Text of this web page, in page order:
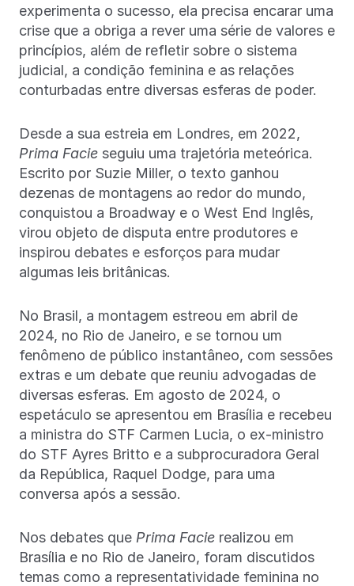
experimenta o sucesso, ela precisa encarar uma
crise que a obriga a rever uma série de valores e
princípios, além de refletir sobre o sistema
judicial, a condição feminina e as relações
conturbadas entre diversas esferas de poder.
Desde a sua estreia em Londres, em 2022,
Prima Facie seguiu uma trajetória meteórica.
Escrito por Suzie Miller, o texto ganhou
dezenas de montagens ao redor do mundo,
conquistou a Broadway e o West End Inglês,
virou objeto de disputa entre produtores e
inspirou debates e esforços para mudar
algumas leis britânicas.
No Brasil, a montagem estreou em abril de
2024, no Rio de Janeiro, e se tornou um
fenômeno de público instantâneo, com sessões
extras e um debate que reuniu advogadas de
diversas esferas. Em agosto de 2024, o
espetáculo se apresentou em Brasília e recebeu
a ministra do STF Carmen Lucia, o ex-ministro
do STF Ayres Britto e a subprocuradora Geral
da República, Raquel Dodge, para uma
conversa após a sessão.
Nos debates que Prima Facie realizou em
Brasília e no Rio de Janeiro, foram discutidos
temas como a representatividade feminina no